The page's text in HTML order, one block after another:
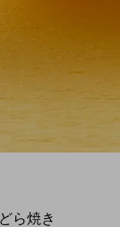
ら焼き